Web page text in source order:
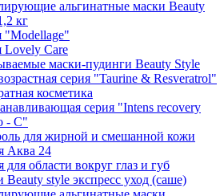
альгинатные маски Beauty
кг
"Modellage"
Lovely Care
маски-пудинги Beauty Style
серия "Taurine & Resveratrol"
косметика
серия "Intens recovery
- C"
для жирной и смешанной кожи
Аква 24
области вокруг глаз и губ
Beauty style экспресс уход (саше)